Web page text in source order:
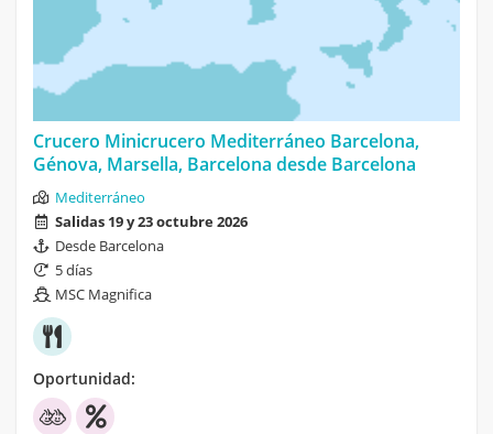
Crucero Minicrucero Mediterráneo Barcelona,
Génova, Marsella, Barcelona desde Barcelona
Mediterráneo
Salidas 19 y 23 octubre 2026
Desde Barcelona
5 días
MSC Magnifica
Oportunidad: